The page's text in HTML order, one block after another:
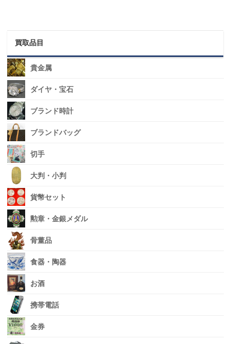
買取品目
貴金属
ダイヤ・宝石
ブランド時計
ブランドバッグ
切手
大判・小判
貨幣セット
勲章・金銀メダル
骨董品
食器・陶器
お酒
携帯電話
金券